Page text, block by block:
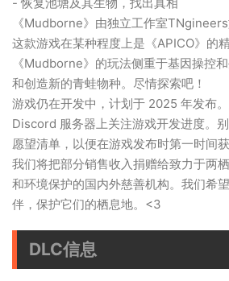
《Mudborne》由独立工作室
这款游戏在某种程度上是《APICO》的
《Mudborne》的玩法侧重于基因操控
和创造新的青蛙物种。尽情探索吧！
游戏仍在开发中，计划于 2025 年发布
Discord 服务器上关注游戏开发进度。
愿望清单，以便在游戏发布时第一时间
我们将把部分销售收入捐赠给致力于两
和环境保护的国内外慈善机构。我们希
伴，保护它们的栖息地。<3
DLC信息